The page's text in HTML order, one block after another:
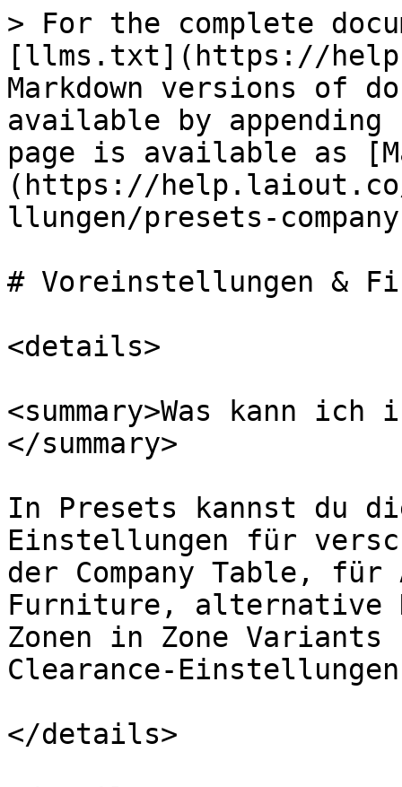
> For the complete
[llms.txt](https://
Markdown versions of
available by
page is available as
(https://help.laiout.co/
llungen/presets-
# Voreinstellungen &
<details>
<summary>Was kann
</summary>
In Presets kannst du
Einstellungen für
der Company Table,
Furniture, alternative
Zonen in Zone Variants
Clearance-
</details>